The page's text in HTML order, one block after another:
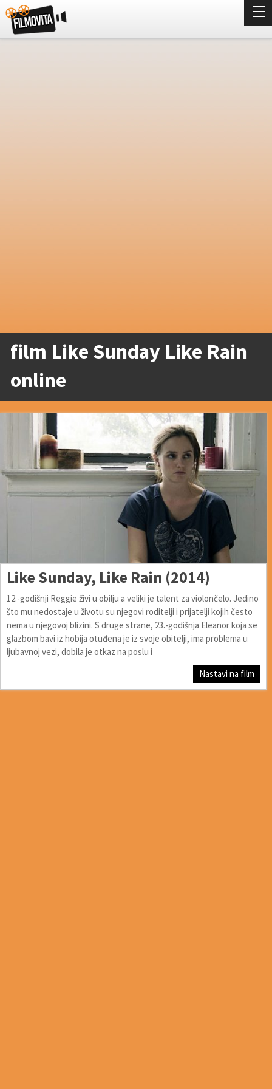
film Like Sunday Like Rain
online
Like Sunday, Like Rain (2014)
12.-godišnji Reggie živi u obilju a veliki je talent za violončelo. Jedino
što mu nedostaje u životu su njegovi roditelji i prijatelji kojih često
nema u njegovoj blizini. S druge strane, 23.-godišnja Eleanor koja se
glazbom bavi iz hobija otuđena je iz svoje obitelji, ima problema u
ljubavnoj vezi, dobila je otkaz na poslu i
Nastavi na film